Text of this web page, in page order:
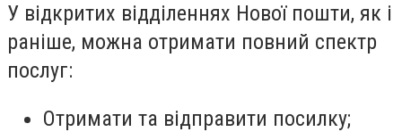
У відкритих відділеннях Нової пошти, як і
раніше, можна отримати повний спектр
послуг:
Отримати та відправити посилку;